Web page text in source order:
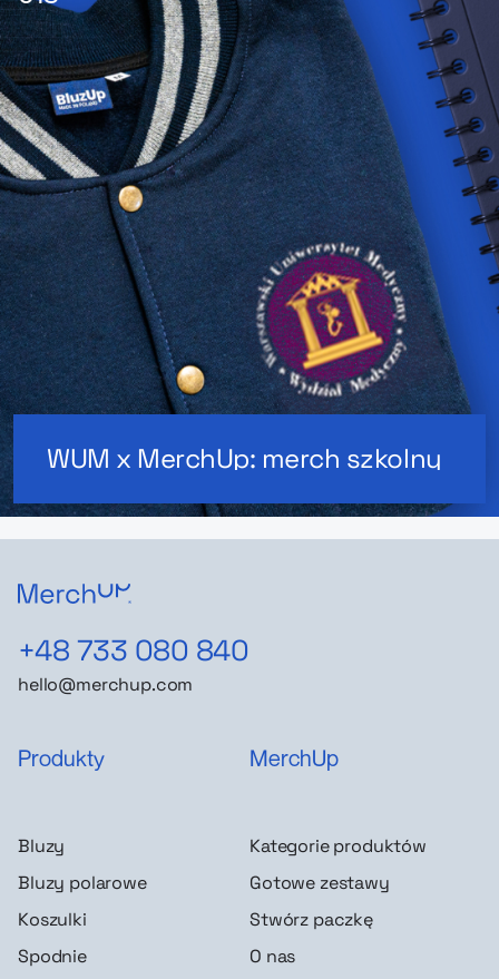
WUM x MerchUp: merch szkolny
+48 733 080 840
hello@merchup.com
Produkty
Bluzy
Bluzy polarowe
Koszulki
Spodnie
MerchUp
Kategorie produktów
Gotowe zestawy
Stwórz paczkę
O nas